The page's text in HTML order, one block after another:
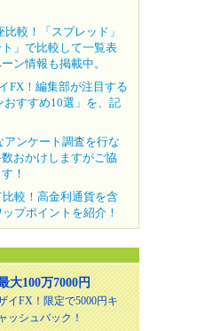
較！「スプレッド」
」で比較して一覧表
ン情報も掲載中。
FX！編集部が注目する
おすすめ10選」を、記
ンケート調査を行な
おかけしますがご協
！
較！高金利通貨を含
プポイントを紹介！
大100万7000円
イFX！限定で5000円キ
ッシュバック！